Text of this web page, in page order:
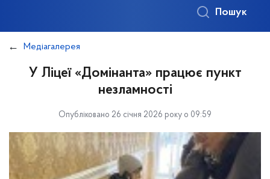
Пошук
Медіагалерея
У Ліцеї «Домінанта» працює пункт
незламності
Опубліковано 26 січня 2026 року о 09:59